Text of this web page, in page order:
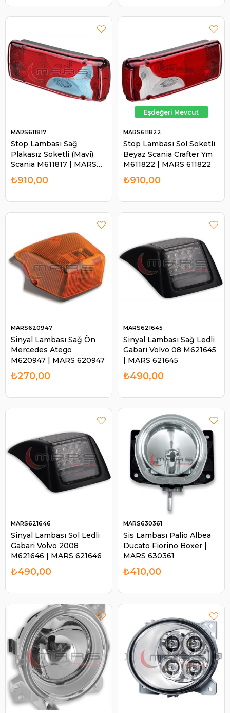
Stop Lambası Sağ
Plakasız Soketli (Mavi)
Scania M611817 | MARS
611817
MARS611817
₺910,00
Stop Lambası Sol Soketli
Beyaz Scania Crafter Ym
M611822 | MARS 611822
MARS611822
₺910,00
Sinyal Lambası Sağ Ön
Mercedes Atego
M620947 | MARS 620947
MARS620947
₺270,00
Sinyal Lambası Sağ Ledli
Gabari Volvo 08 M621645
| MARS 621645
MARS621645
₺490,00
Sinyal Lambası Sol Ledli
Gabari Volvo 2008
M621646 | MARS 621646
MARS621646
₺490,00
Sis Lambası Palio Albea
Ducato Fiorino Boxer |
MARS 630361
MARS630361
₺410,00